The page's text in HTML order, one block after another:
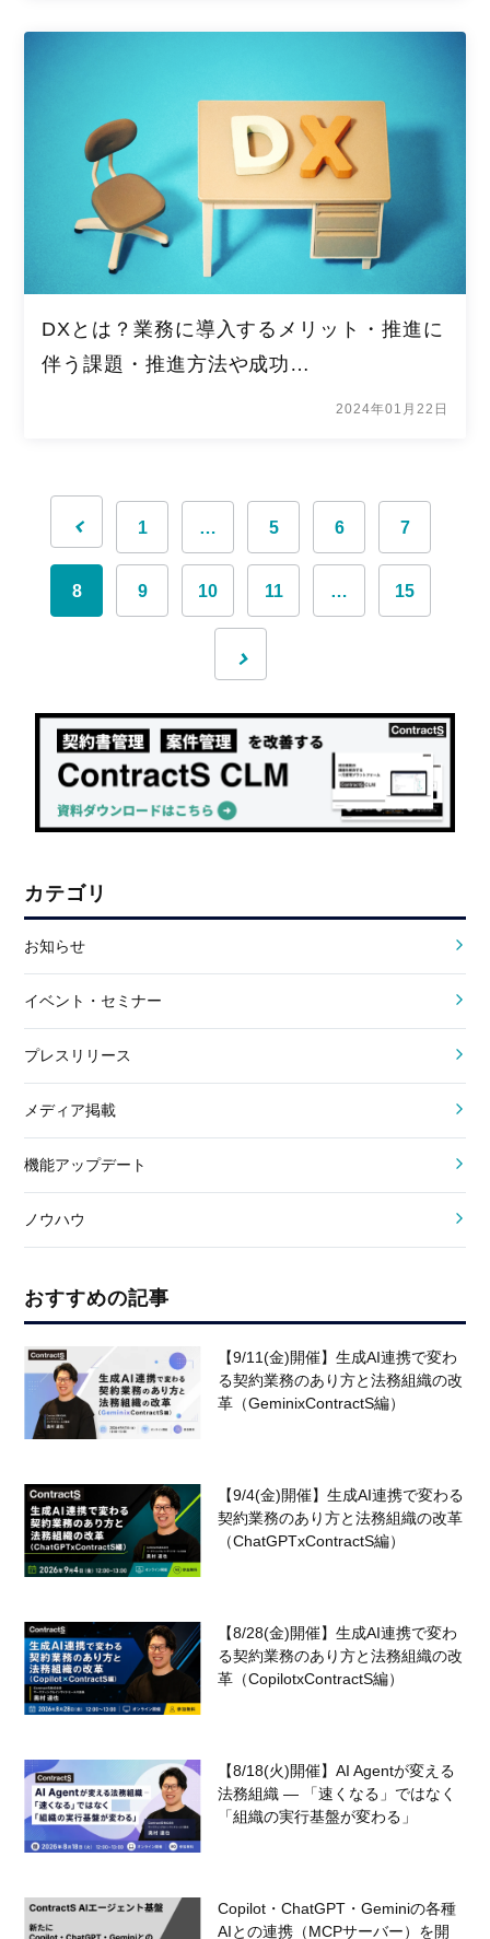
DXとは？業務に導入するメリット・推進に
伴う課題・推進方法や成功…
2024年01月22日
1 … 5 6 7
8 9 10 11 … 15
カテゴリ
お知らせ
イベント・セミナー
プレスリリース
メディア掲載
機能アップデート
ノウハウ
おすすめの記事
【9/11(金)開催】生成AI連携で変わ
る契約業務のあり方と法務組織の改
革（GeminixContractS編）
【9/4(金)開催】生成AI連携で変わる
契約業務のあり方と法務組織の改革
（ChatGPTxContractS編）
【8/28(金)開催】生成AI連携で変わ
る契約業務のあり方と法務組織の改
革（CopilotxContractS編）
【8/18(火)開催】AI Agentが変える
法務組織 — 「速くなる」ではなく
「組織の実行基盤が変わる」
Copilot・ChatGPT・Geminiの各種
AIとの連携（MCPサーバー）を開